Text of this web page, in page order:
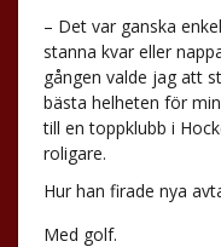
– Det var ganska
stanna kvar eller
gången valde jag att
bästa helheten för
till en toppklubb i
roligare.
Hur han firade nya
Med golf.